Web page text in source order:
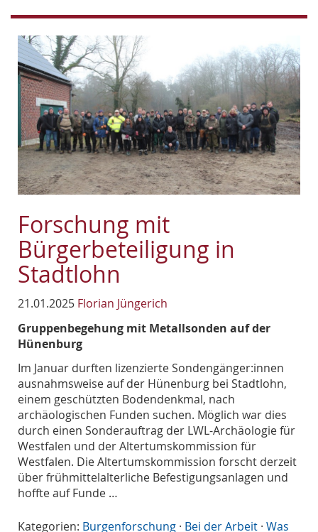
Forschung mit
Bürgerbeteiligung in
Stadtlohn
21.01.2025 Florian Jüngerich
Gruppenbegehung mit Metallsonden auf der
Hünenburg
Im Januar durften lizenzierte Sondengänger:innen
ausnahmsweise auf der Hünenburg bei Stadtlohn,
einem geschützten Bodendenkmal, nach
archäologischen Funden suchen. Möglich war dies
durch einen Sonderauftrag der LWL-Archäologie für
Westfalen und der Altertumskommission für
Westfalen. Die Altertumskommission forscht derzeit
über frühmittelalterliche Befestigungsanlagen und
hoffte auf Funde …
Kategorien: Burgenforschung · Bei der Arbeit · Was